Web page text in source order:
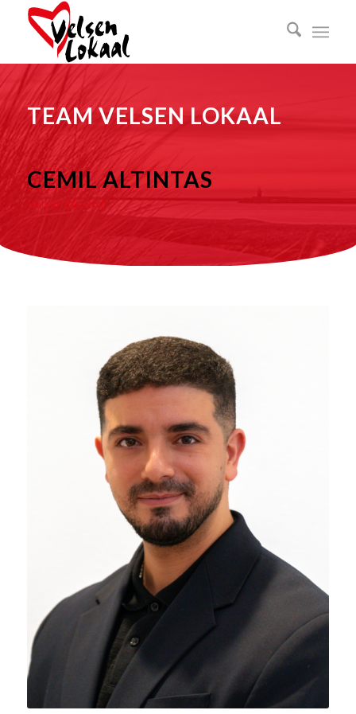
TEAM VELSEN LOKAAL
CEMIL ALTINTAS
Velsen-Noord